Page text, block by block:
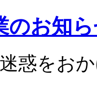
のお知
惑をお